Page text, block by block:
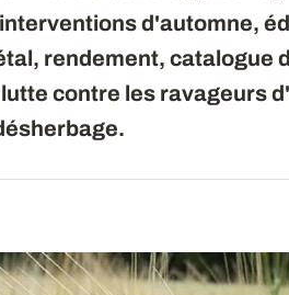
d'automne,
rendement, catalogue
contre les ravageurs